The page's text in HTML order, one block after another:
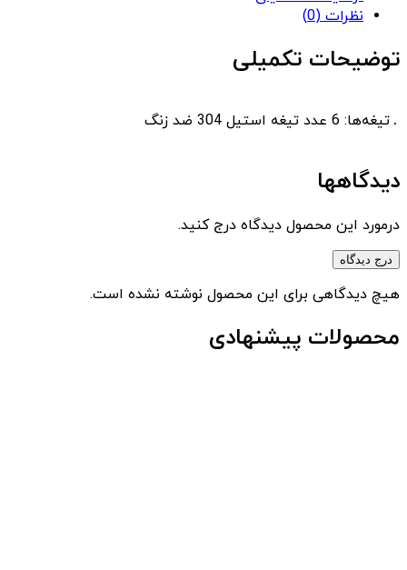
نظرات (0)
توضیحات تکمیلی
. تیغه‌ها: 6 عدد تیغه استیل 304 ضد زنگ
دیدگاهها
درمورد این محصول دیدگاه درج کنید.
درج دیدگاه
هیچ دیدگاهی برای این محصول نوشته نشده است.
محصولات پیشنهادی